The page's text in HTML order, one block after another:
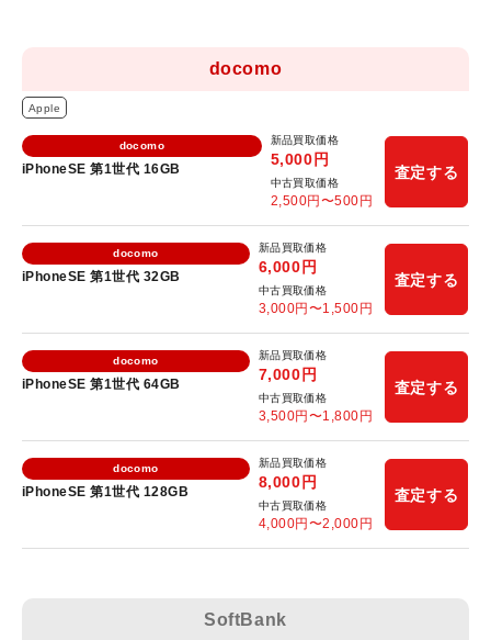
docomo
Apple
docomo
iPhoneSE 第1世代 16GB
新品買取価格
5,000 円
中古買取価格
2,500円〜500 円
査定する
docomo
iPhoneSE 第1世代 32GB
新品買取価格
6,000 円
中古買取価格
3,000円〜1,500 円
査定する
docomo
iPhoneSE 第1世代 64GB
新品買取価格
7,000 円
中古買取価格
3,500円〜1,800 円
査定する
docomo
iPhoneSE 第1世代 128GB
新品買取価格
8,000 円
中古買取価格
4,000円〜2,000 円
査定する
SoftBank